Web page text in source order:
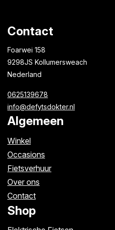
Contact
Foarwei 158
9298JS Kollumersweach
Nederland
0625139678
info@defytsdokter.nl
Algemeen
Winkel
Occasions
Fietsverhuur
Over ons
Contact
Shop